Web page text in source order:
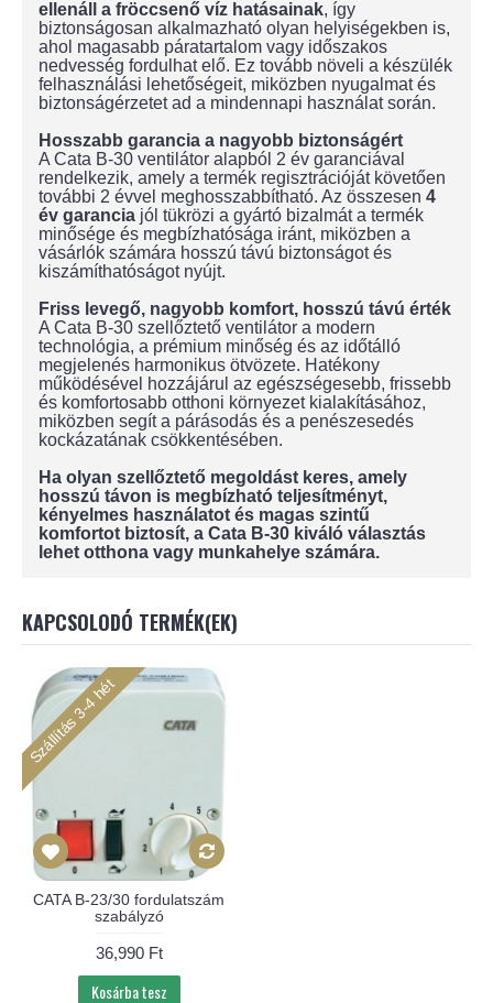
ellenáll a fröccsenő víz hatásainak, így
biztonságosan alkalmazható olyan helyiségekben is,
ahol magasabb páratartalom vagy időszakos
nedvesség fordulhat elő. Ez tovább növeli a készülék
felhasználási lehetőségeit, miközben nyugalmat és
biztonságérzetet ad a mindennapi használat során.
Hosszabb garancia a nagyobb biztonságért
A Cata B-30 ventilátor alapból 2 év garanciával
rendelkezik, amely a termék regisztrációját követően
további 2 évvel meghosszabbítható. Az összesen 4
év garancia jól tükrözi a gyártó bizalmát a termék
minősége és megbízhatósága iránt, miközben a
vásárlók számára hosszú távú biztonságot és
kiszámíthatóságot nyújt.
Friss levegő, nagyobb komfort, hosszú távú érték
A Cata B-30 szellőztető ventilátor a modern
technológia, a prémium minőség és az időtálló
megjelenés harmonikus ötvözete. Hatékony
működésével hozzájárul az egészségesebb, frissebb
és komfortosabb otthoni környezet kialakításához,
miközben segít a párásodás és a penészesedés
kockázatának csökkentésében.
Ha olyan szellőztető megoldást keres, amely
hosszú távon is megbízható teljesítményt,
kényelmes használatot és magas szintű
komfortot biztosít, a Cata B-30 kiváló választás
lehet otthona vagy munkahelye számára.
KAPCSOLODÓ TERMÉK(EK)
Szállítás 3-4 hét
CATA B-23/30 fordulatszám
szabályzó
36,990 Ft
Kosárba tesz